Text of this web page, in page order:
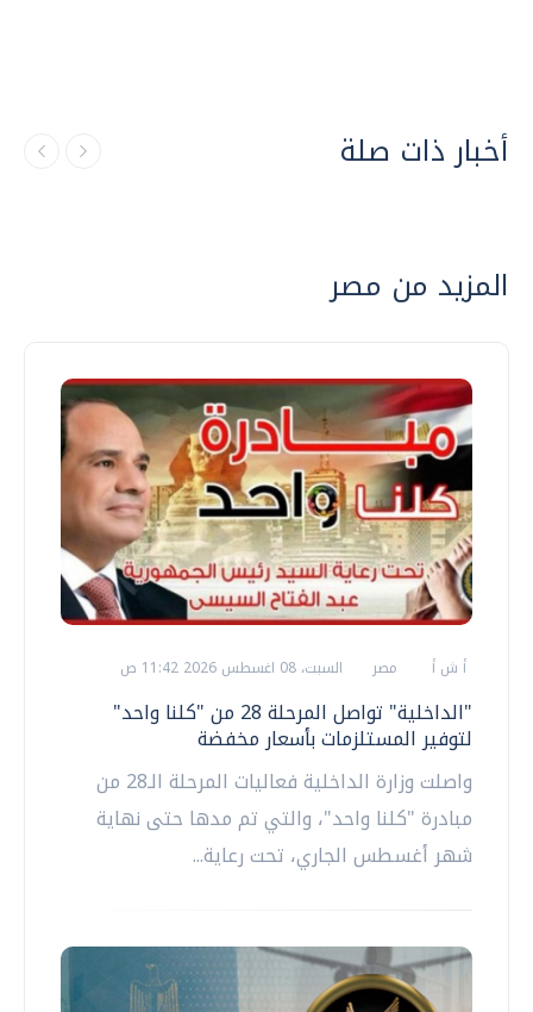
أخبار ذات صلة
المزيد من مصر
أ ش أ مصر السبت، 08 اغسطس 2026 11:42 ص
"الداخلية" تواصل المرحلة 28 من "كلنا واحد"
لتوفير المستلزمات بأسعار مخفضة
واصلت وزارة الداخلية فعاليات المرحلة الـ28 من
مبادرة "كلنا واحد"، والتي تم مدها حتى نهاية
شهر أغسطس الجاري، تحت رعاية...